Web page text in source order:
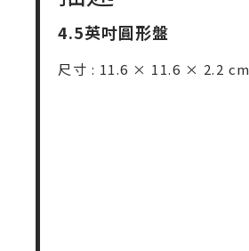
4.5英吋圓形盤
尺寸 : 11.6 × 11.6 × 2.2 cm